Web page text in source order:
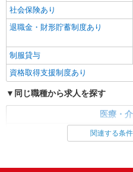
社会保険あり
退職金・財形貯蓄制度あり
制服貸与
資格取得支援制度あり
同じ職種から求人を探す
医療・
関連する条